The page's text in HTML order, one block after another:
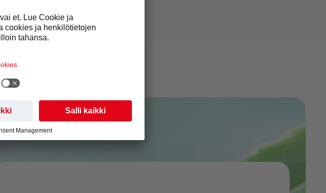
sokerittomia ja niihin on lisätty vitamiineja,
kivennäisaineita ja/tai kofeiinia.